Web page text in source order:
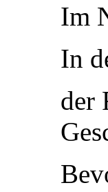
Im
In
der